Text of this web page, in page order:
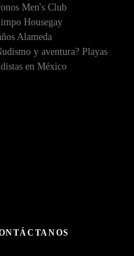
Men's Club
Housegay
Alameda
y aventura? Playas
en México